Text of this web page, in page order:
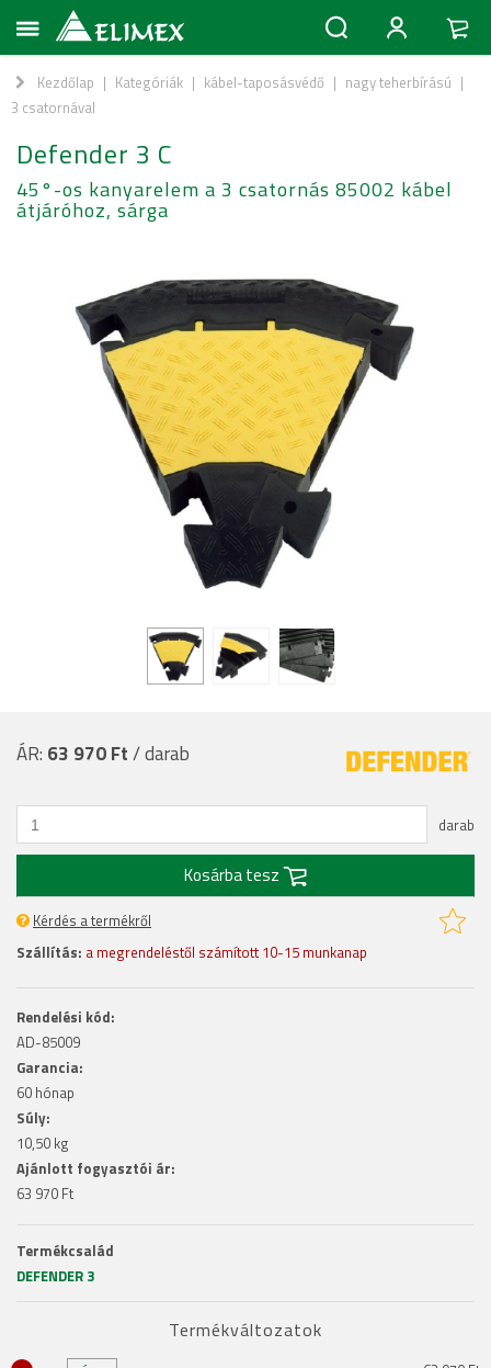
Kezdőlap | Kategóriák | kábel-taposásvédő | nagy teherbírású |
3 csatornával
Defender 3 C
45°-os kanyarelem a 3 csatornás 85002 kábel
átjáróhoz, sárga
ÁR: 63 970 Ft/ darab
darab
Kosárba tesz
Kérdés a termékről
Szállítás: a megrendeléstől számított 10-15 munkanap
Rendelési kód:
AD-85009
Garancia:
60 hónap
Súly:
10,50 kg
Ajánlott fogyasztói ár:
63 970 Ft
Termékcsalád
DEFENDER 3
Termékváltozatok